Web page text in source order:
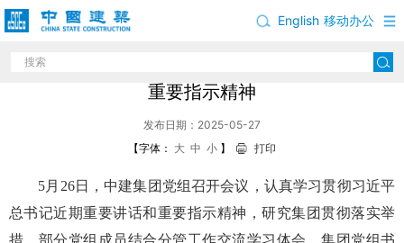
移动办公
English
中建集团党组学习贯彻习近平总书记重要讲话和
重要指示精神
发布日期：2025-05-27
【字体： 大 中 小 】 打印
5月26日，中建集团党组召开会议，认真学习贯彻习近平
总书记近期重要讲话和重要指示精神，研究集团贯彻落实举
措。部分党组成员结合分管工作交流学习体会。集团党组书